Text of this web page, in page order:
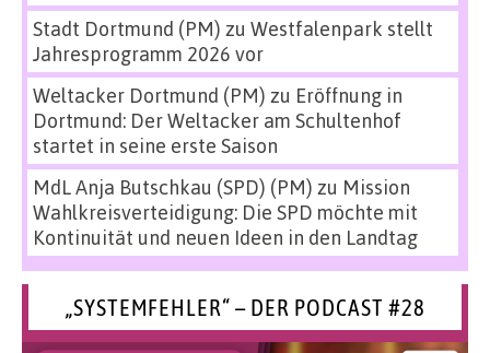
Stadt Dortmund (PM) zu Westfalenpark stellt
Jahresprogramm 2026 vor
Weltacker Dortmund (PM) zu Eröffnung in
Dortmund: Der Weltacker am Schultenhof
startet in seine erste Saison
MdL Anja Butschkau (SPD) (PM) zu Mission
Wahlkreisverteidigung: Die SPD möchte mit
Kontinuität und neuen Ideen in den Landtag
„SYSTEMFEHLER“ – DER PODCAST #28